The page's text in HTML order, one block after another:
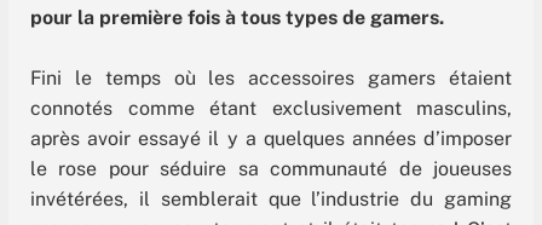
pour la première fois à tous types de gamers.
Fini le temps où les accessoires gamers étaient
connotés comme étant exclusivement masculins,
après avoir essayé il y a quelques années d’imposer
le rose pour séduire sa communauté de joueuses
invétérées, il semblerait que l’industrie du gaming